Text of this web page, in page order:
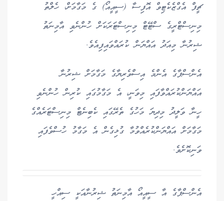
ޗީފް އެގްޒެކެޓިވް އޮފިސާ (ސީއީއޯ) ގެ މަގާމަށް، ހެލްތު
މިނިސްޓްރީގެ ސްޓޭޓް މިނިސްޓަރަކަށް ހުންނެވި އާމިނަތު
ޝިރުނާ މިއަދު އައްޔަން ކުރައްވައިފިއެވެ.
އެންސްޕާގެ އެންމެ އިސްވެރިޔާގެ މަގާމަށް ޝިރުނާ
އައްޔަންކުރައްވާފައި މިވަނީ، އެ މަގާމުގައި ކުރިން ހުންނެވި
ހީނާ ވަލީދު މިދިޔަ މަހުގެ ތެރޭގައި ކެބިނެޓް މިނިސްޓަރެއްގެ
މަގާމަށް އައްޔަންކުރެއްވުމާ ގުޅިގެން އެ މަގާމު ހުސްވެފައި
ވަނިކޮށެވެ.
އެންސްޕާގެ އާ ސީއީއޯ އާމިނަތު ޝިރުނާއަކީ ސިއްހީ